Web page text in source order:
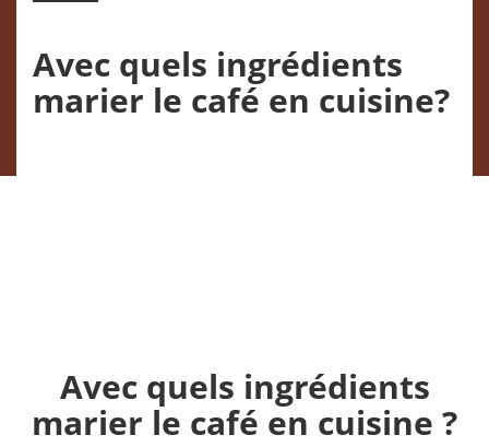
Avec quels ingrédients
marier le café en cuisine?
Avec quels ingrédients
marier le café en cuisine ?